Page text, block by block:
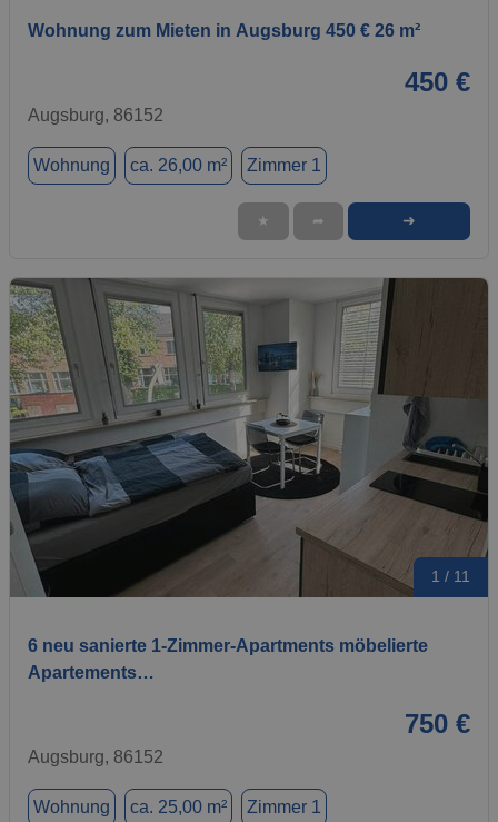
Wohnung zum Mieten in Augsburg 450 € 26 m²
450 €
Augsburg, 86152
Wohnung ca. 26,00 m² Zimmer 1
★ ➦ ➜
1 / 11
6 neu sanierte 1-Zimmer-Apartments möbelierte
Apartements…
750 €
Augsburg, 86152
Wohnung ca. 25,00 m² Zimmer 1